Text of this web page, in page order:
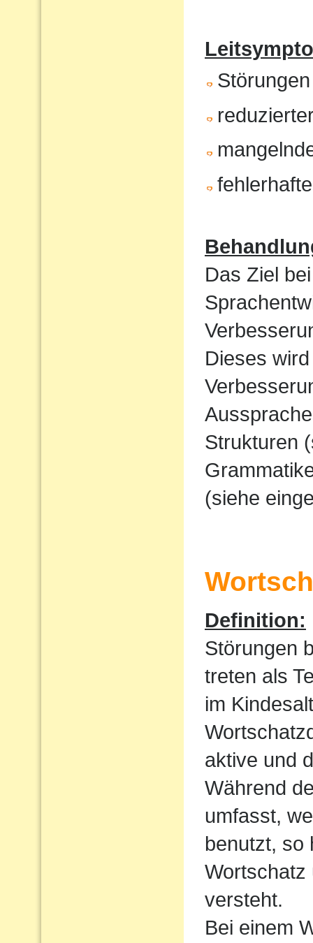
Das Ziel
Dieses
Strukturen
(siehe
Definition:
Störungen
treten als
im
aktive und
Während
umfasst,
benutzt, so
Wortschatz
versteht.
Bei einem